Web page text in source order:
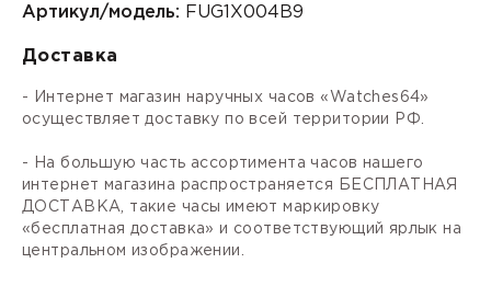
Артикул/модель: FUG1X004B9
Доставка
- Интернет магазин наручных часов «Watches64»
осуществляет доставку по всей территории РФ.
- На большую часть ассортимента часов нашего
интернет магазина распространяется БЕСПЛАТНАЯ
ДОСТАВКА, такие часы имеют маркировку
«бесплатная доставка» и соответствующий ярлык на
центральном изображении.